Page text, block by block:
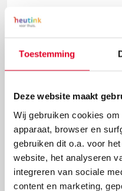
Toestemming
Deze website maakt
Wij gebruiken cookies
apparaat, browser en
gebruiken dit o.a. voor
website, het analyseren
integreren van sociale
content en marketing,
Knutselidee: